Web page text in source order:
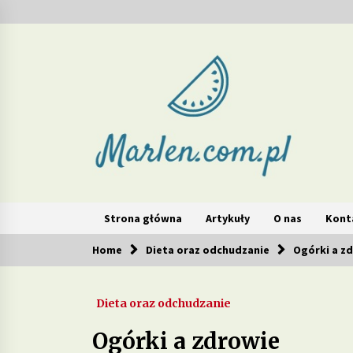
to
Strona główna Artykuły O nas
Popularne teraz
Jakie produkty w diecie mogą
2 tygodnie ago
Home Dieta oraz odchudzanie Ogórki a
Dieta oraz odchudzanie
Ogórki a zdrowie